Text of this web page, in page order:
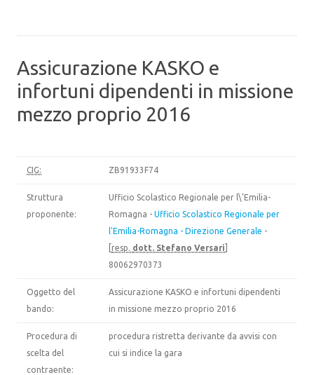
Assicurazione KASKO e
infortuni dipendenti in missione
mezzo proprio 2016
CIG: ZB91933F74
Struttura
proponente:
Ufficio Scolastico Regionale per l\'Emilia-
Romagna - Ufficio Scolastico Regionale per
l'Emilia-Romagna - Direzione Generale -
resp. dott. Stefano Versari
80062970373
Oggetto del
bando:
Assicurazione KASKO e infortuni dipendenti
in missione mezzo proprio 2016
Procedura di
scelta del
contraente:
procedura ristretta derivante da avvisi con
cui si indice la gara